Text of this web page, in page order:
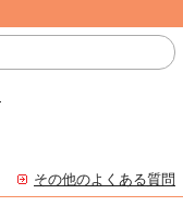
その他のよくある質問